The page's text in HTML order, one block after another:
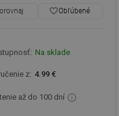
favorite_borderObľúbené
Na sklade
z: 4.99 €
až do 100 dní